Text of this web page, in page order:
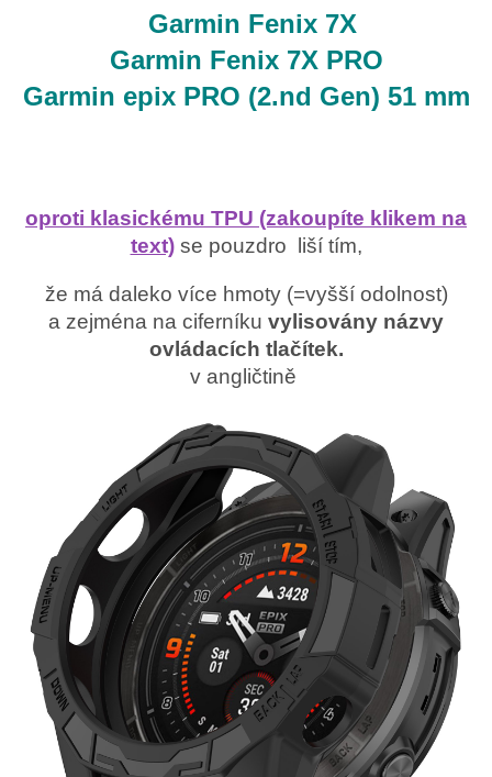
Garmin Fenix 7X
Garmin Fenix 7X PRO
Garmin epix PRO (2.nd Gen) 51 mm
oproti klasickému TPU (zakoupíte klikem na
text)se pouzdro liší tím,
že má daleko více hmoty (=vyšší odolnost)
a zejména na ciferníku vylisovány názvy
ovládacích tlačítek.
v angličtině